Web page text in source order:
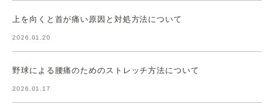
上を向くと首が痛い原因と対処方法について
2026.01.20
野球による腰痛のためのストレッチ方法について
2026.01.17